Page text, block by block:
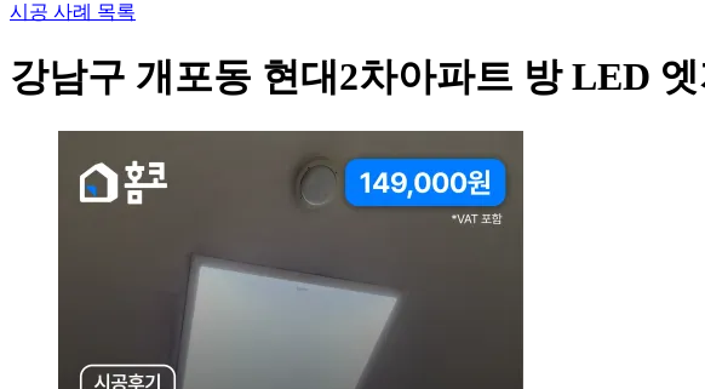
시공 사례 목록
강남구 개포동 현대2차아파트 방 LED